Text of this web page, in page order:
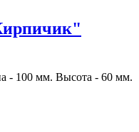
- 100 мм. Высота - 60 мм.